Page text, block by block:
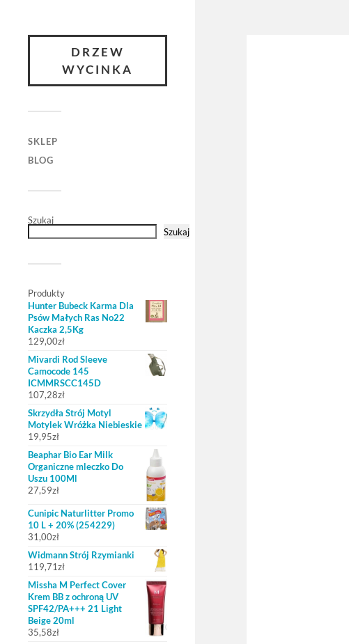
DRZEW
WYCINKA
SKLEP
BLOG
Szukaj
Szukaj
Produkty
Hunter Bubeck Karma Dla
Psów Małych Ras No22
Kaczka 2,5Kg
129,00zł
Mivardi Rod Sleeve
Camocode 145
ICMMRSCC145D
107,28zł
Skrzydła Strój Motyl
Motylek Wróżka Niebieskie
19,95zł
Beaphar Bio Ear Milk
Organiczne mleczko Do
Uszu 100Ml
27,59zł
Cunipic Naturlitter Promo
10 L + 20% (254229)
31,00zł
Widmann Strój Rzymianki
119,71zł
Missha M Perfect Cover
Krem BB z ochroną UV
SPF42/PA+++ 21 Light
Beige 20ml
35,58zł